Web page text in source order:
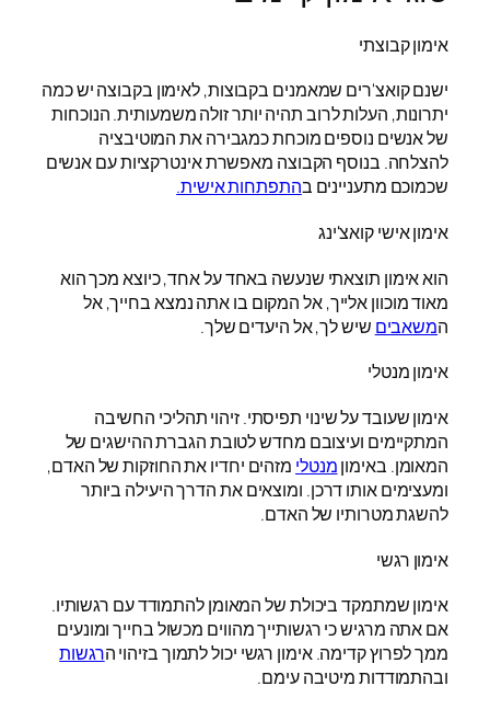
אימון קבוצתי
ישנם קואצ'רים שמאמנים בקבוצות, לאימון בקבוצה יש כמה
יתרונות, העלות לרוב תהיה יותר זולה משמעותית. הנוכחות
של אנשים נוספים מוכחת כמגבירה את המוטיבציה
להצלחה. בנוסף הקבוצה מאפשרת אינטרקציות עם אנשים
שכמוכם מתעניינים בהתפתחות אישית.
אימון אישי קואצ'ינג
הוא אימון תוצאתי שנעשה באחד על אחד, כיוצא מכך הוא
מאוד מוכוון אלייך, אל המקום בו אתה נמצא בחייך, אל
המשאבים שיש לך, אל היעדים שלך.
אימון מנטלי
אימון שעובד על שינוי תפיסתי. זיהוי תהליכי החשיבה
המתקיימים ועיצובם מחדש לטובת הגברת ההישגים של
המאומן. באימוןמנטלי מזהים יחדיו את החוזקות של האדם,
ומעצימים אותו דרכן. ומוצאים את הדרך היעילה ביותר
להשגת מטרותיו של האדם.
אימון רגשי
אימון שמתמקד ביכולת של המאומן להתמודד עם רגשותיו.
אם אתה מרגיש כי רגשותייך מהווים מכשול בחייך ומונעים
ממך לפרוץ קדימה. אימון רגשי יכול לתמוך בזיהוי הרגשות
ובהתמודדות מיטיבה עימם.